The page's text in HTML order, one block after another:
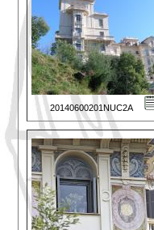
20140600201NUC2A